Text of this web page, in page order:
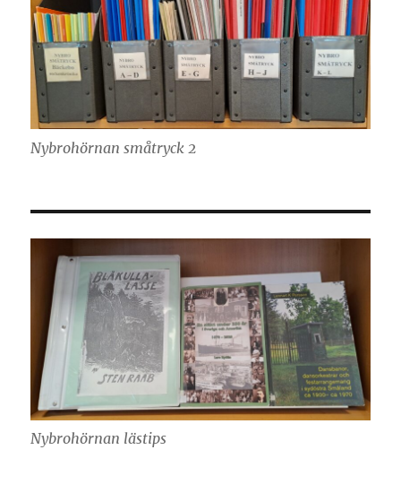
Nybrohörnan småtryck 2
Nybrohörnan lästips